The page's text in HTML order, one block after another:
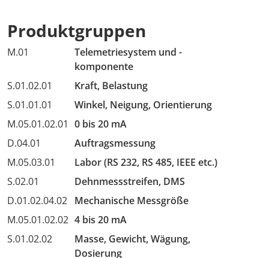
Produktgruppen
M.01
Telemetriesystem und -
komponente
S.01.02.01
Kraft, Belastung
S.01.01.01
Winkel, Neigung, Orientierung
M.05.01.02.01 0 bis 20 mA
D.04.01
Auftragsmessung
M.05.03.01
Labor (RS 232, RS 485, IEEE etc.)
S.02.01
Dehnmessstreifen, DMS
D.01.02.04.02 Mechanische Messgröße
M.05.01.02.02 4 bis 20 mA
S.01.02.02
Masse, Gewicht, Wägung,
Dosierung